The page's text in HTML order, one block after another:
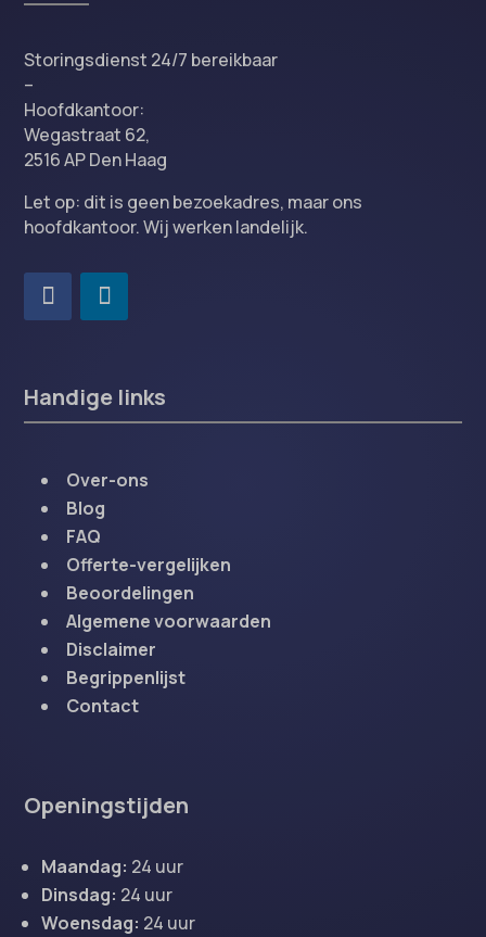
Storingsdienst 24/7 bereikbaar
–
Hoofdkantoor:
Wegastraat 62,
2516 AP Den Haag
Let op: dit is geen bezoekadres, maar ons
hoofdkantoor. Wij werken landelijk.
Handige links
Over-ons
Blog
FAQ
Offerte-vergelijken
Beoordelingen
Algemene voorwaarden
Disclaimer
Begrippenlijst
Contact
Openingstijden
Maandag: 24 uur
Dinsdag: 24 uur
Woensdag: 24 uur